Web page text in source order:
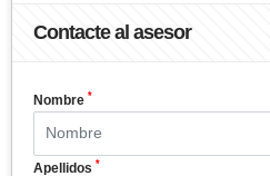
Contacte al asesor
Nombre *
Apellidos *